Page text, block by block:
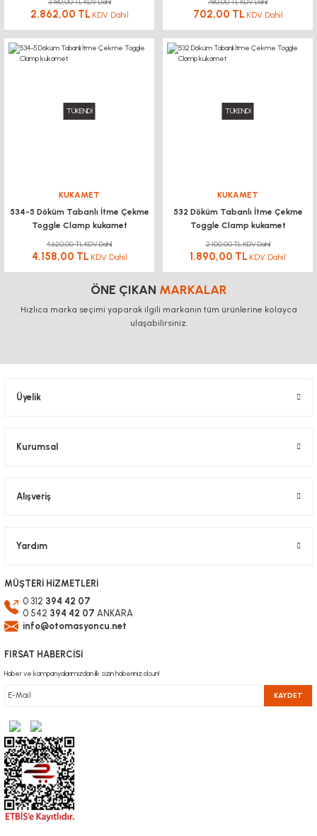
2.862,00 TL KDV Dahil 702,00 TL KDV Dahil
TÜKENDİ
KUKAMET
534-5 Döküm Tabanlı İtme Çekme
Toggle Clamp kukamet
4.620,00 TL KDV Dahil
4.158,00 TL KDV Dahil
TÜKENDİ
KUKAMET
532 Döküm Tabanlı İtme Çekme
Toggle Clamp kukamet
2.100,00 TL KDV Dahil
1.890,00 TL KDV Dahil
ÖNE ÇIKAN MARKALAR
Hızlıca marka seçimi yaparak ilgili markanın tüm ürünlerine kolayca
ulaşabilirsiniz.
Üyelik
Kurumsal
Alışveriş
Yardım
MÜŞTERİ HİZMETLERİ
0 312 394 42 07
0 542 394 42 07 ANKARA
info@otomasyoncu.net
FIRSAT HABERCİSİ
Haber ve kampanyalarımızdan ilk sizin haberiniz olsun!
KAYDET